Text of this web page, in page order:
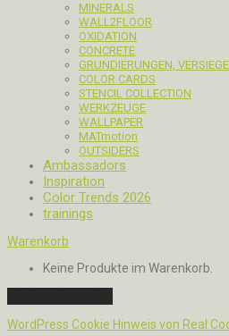
MINERALS
WALL2FLOOR
OXIDATION
CONCRETE
GRUNDIERUNGEN,
COLOR CARDS
STENCIL COLLECTION
WERKZEUGE
WALLPAPER
MATmotion
OUTSIDERS
Ambassadors
Inspiration
Color Trends 2026
trainings
Warenkorb
Keine Produkte im Warenkorb.
WordPress Cookie Hinweis von Real